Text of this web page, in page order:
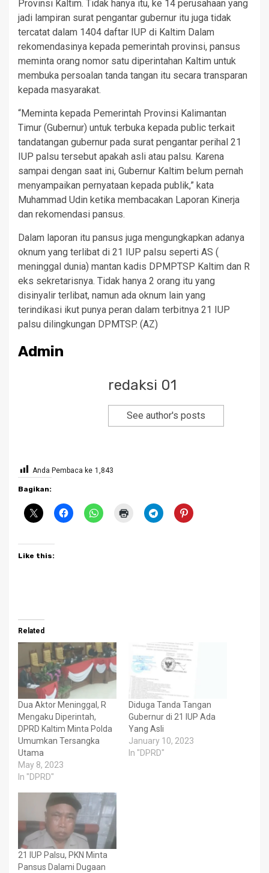
Provinsi Kaltim. Tidak hanya itu, ke 14 perusahaan yang
jadi lampiran surat pengantar gubernur itu juga tidak
tercatat dalam 1404 daftar IUP di Kaltim Dalam
rekomendasinya kepada pemerintah provinsi, pansus
meminta orang nomor satu diperintahan Kaltim untuk
membuka persoalan tanda tangan itu secara transparan
kepada masyarakat.
“Meminta kepada Pemerintah Provinsi Kalimantan
Timur (Gubernur) untuk terbuka kepada public terkait
tandatangan gubernur pada surat pengantar perihal 21
IUP palsu tersebut apakah asli atau palsu. Karena
sampai dengan saat ini, Gubernur Kaltim belum pernah
menyampaikan pernyataan kepada publik,” kata
Muhammad Udin ketika membacakan Laporan Kinerja
dan rekomendasi pansus.
Dalam laporan itu pansus juga mengungkapkan adanya
oknum yang terlibat di 21 IUP palsu seperti AS (
meninggal dunia) mantan kadis DPMPTSP Kaltim dan R
eks sekretarisnya. Tidak hanya 2 orang itu yang
disinyalir terlibat, namun ada oknum lain yang
terindikasi ikut punya peran dalam terbitnya 21 IUP
palsu dilingkungan DPMTSP. (AZ)
Admin
redaksi 01
See author's posts
Anda Pembaca ke 1,843
Bagikan:
Like this:
Related
Dua Aktor Meninggal, R
Mengaku Diperintah,
DPRD Kaltim Minta Polda
Umumkan Tersangka
Utama
May 8, 2023
In "DPRD"
Diduga Tanda Tangan
Gubernur di 21 IUP Ada
Yang Asli
January 10, 2023
In "DPRD"
21 IUP Palsu, PKN Minta
Pansus Dalami Dugaan